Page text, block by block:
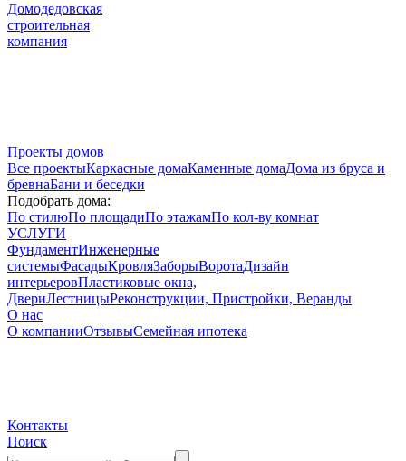
Домодедовская
строительная
компания
Проекты домов
Все проектыКаркасные домаКаменные домаДома из бруса и
бревнаБани и беседки
Подобрать дома:
По стилюПо площадиПо этажамПо кол-ву комнат
УСЛУГИ
ФундаментИнженерные
системыФасадыКровляЗаборыВоротаДизайн
интерьеровПластиковые окна,
ДвериЛестницыРеконструкции, Пристройки, Веранды
О нас
О компанииОтзывыСемейная ипотека
Контакты
Поиск